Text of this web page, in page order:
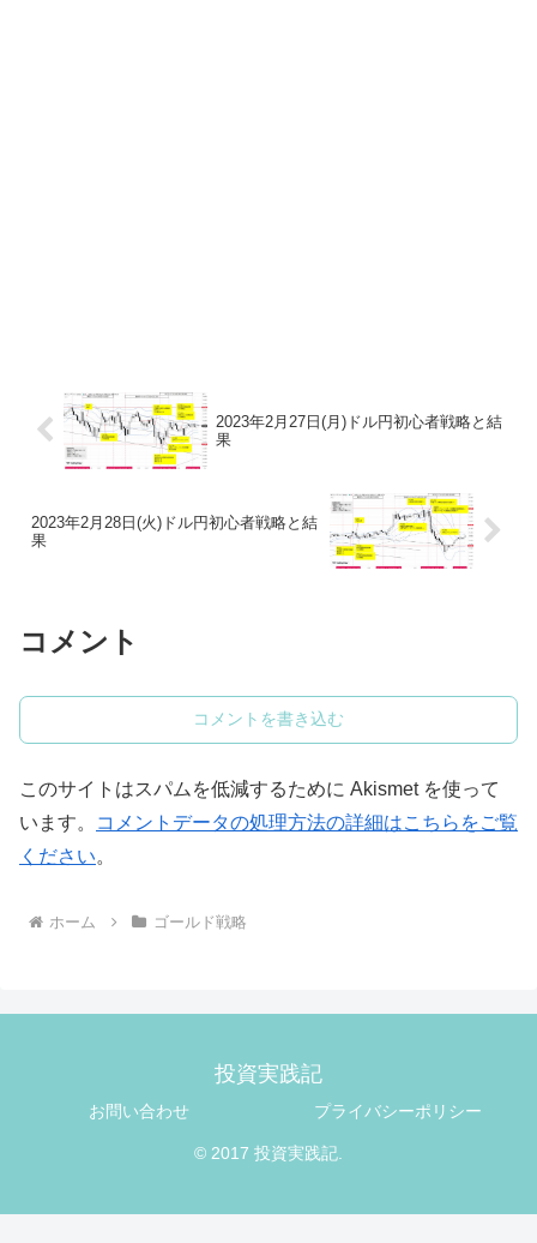
2023年2月27日(月)ドル円初心者戦略と結
果
2023年2月28日(火)ドル円初心者戦略と結
果
コメント
コメントを書き込む
このサイトはスパムを低減するために Akismet を使って
います。
コメントデータの処理方法の詳細はこちらをご覧
ください。
ホーム ゴールド戦略
投資実践記
お問い合わせ プライバシーポリシー
© 2017 投資実践記.